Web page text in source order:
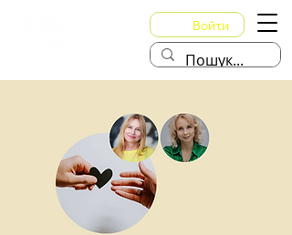
Войти